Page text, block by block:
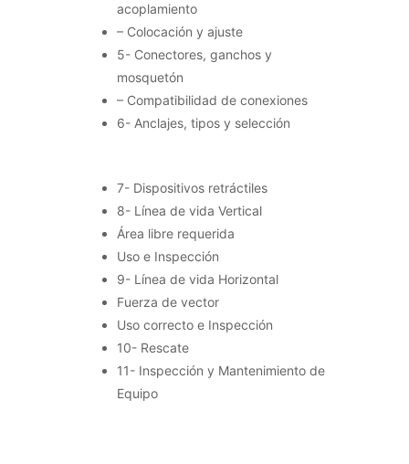
acoplamiento
– Colocación y ajuste
5- Conectores, ganchos y
mosquetón
– Compatibilidad de conexiones
6- Anclajes, tipos y selección
7- Dispositivos retráctiles
8- Línea de vida Vertical
Área libre requerida
Uso e Inspección
9- Línea de vida Horizontal
Fuerza de vector
Uso correcto e Inspección
10- Rescate
11- Inspección y Mantenimiento de
Equipo